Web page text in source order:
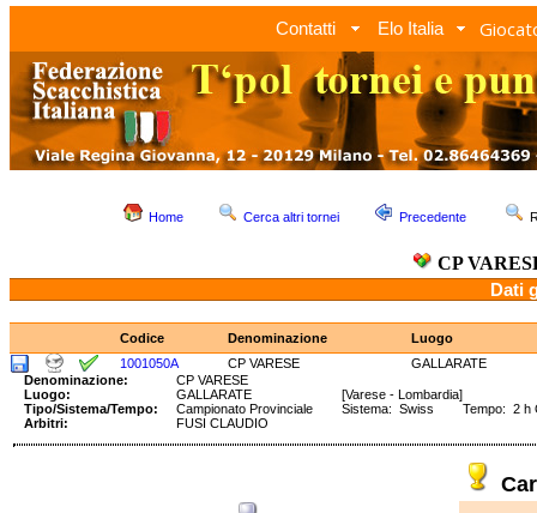
Contatti Elo Italia
Home Cerca altri tornei Precedente
CP
Dati
Codice Denominazione
Luogo
1001050A
CP VARESE
GALLARATE
Denominazione:
CP VARESE
Luogo:
GALLARATE
[Varese - Lombardia]
Tipo/Sistema/Tempo:
Campionato Provinciale Sistema: Swiss Tempo: 2 h
Arbitri:
FUSI CLAUDIO